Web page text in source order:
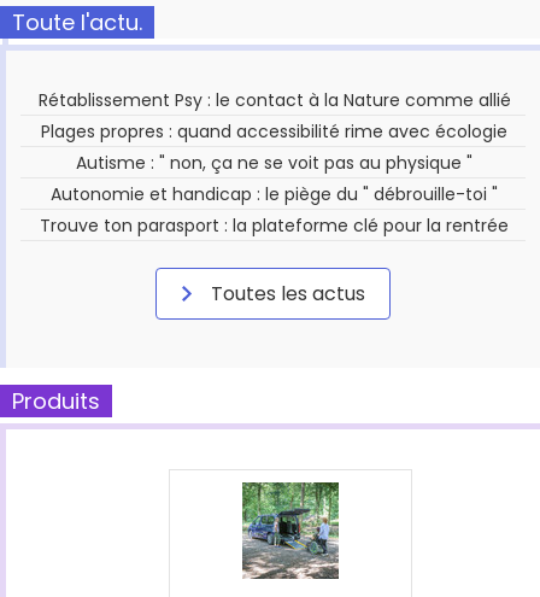
Toute l'actu.
Rétablissement Psy : le contact à la Nature comme allié
Plages propres : quand accessibilité rime avec écologie
Autisme : " non, ça ne se voit pas au physique "
Autonomie et handicap : le piège du " débrouille-toi "
Trouve ton parasport : la plateforme clé pour la rentrée
Toutes les actus
Produits